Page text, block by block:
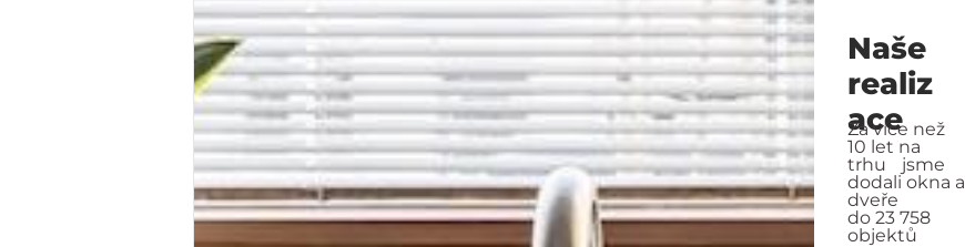
Naše
realiz
ace
Za více než
10 let na
trhu jsme
dodali okna a
dveře
do 23 758
objektů